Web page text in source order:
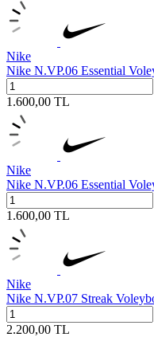
Nike
Nike N.VP.06 Essential
1.600,00 TL
Nike
Nike N.VP.06 Essential
1.600,00 TL
Nike
Nike N.VP.07 Streak
2.200,00 TL